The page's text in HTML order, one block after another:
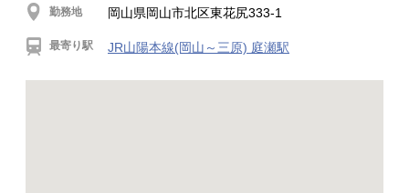
勤務地 岡山県岡山市北区東花尻333-1
最寄り駅 JR山陽本線(岡山～三原) 庭瀬駅